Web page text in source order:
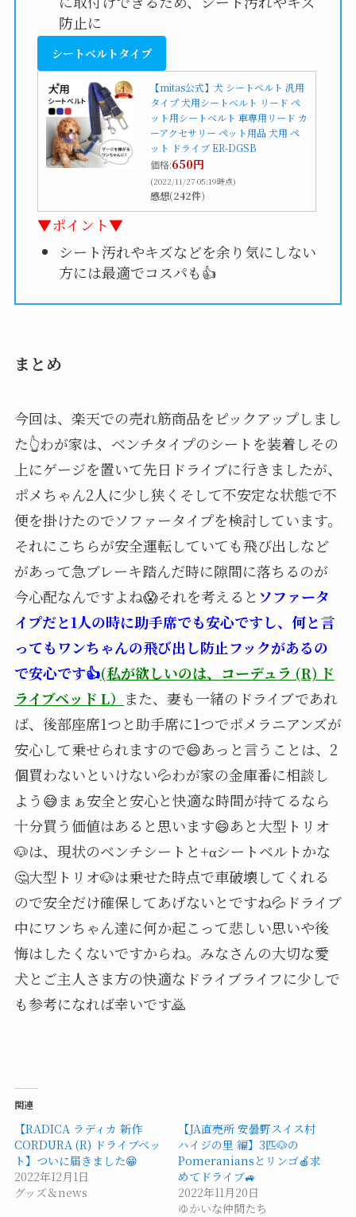
防止に
シートベルトタイプ
【mitas公式】犬 シートベルト 汎用
タイプ 犬用シートベルト リード ペ
ット用シートベルト 車専用リード カ
ーアクセサリー ペット用品 犬用 ペ
ット ドライブ ER-DGSB
価格:650円
(2022/11/27 05:19時点)
感想(242件)
▼ポイント▼
シート汚れやキズなどを余り気にしない
方には最適でコスパも👍
まとめ
今回は、楽天での売れ筋商品をピックアップしまし
た👆わが家は、ベンチタイプのシートを装着しその
上にゲージを置いて先日ドライブに行きましたが、
ポメちゃん2人に少し狭くそして不安定な状態で不
便を掛けたのでソファータイプを検討しています。
それにこちらが安全運転していても飛び出しなど
があって急ブレーキ踏んだ時に隙間に落ちるのが
今心配なんですよね😱それを考えると ソファータ
イプだと1人の時に助手席でも安心ですし、何と言
ってもワンちゃんの飛び出し防止フックがあるの
で安心です👍(私が欲しいのは、 コーデュラ (R) ド
ライブベッド L） また、妻も一緒のドライブであれ
ば、後部座席1つと助手席に1つでポメラニアンズが
安心して乗せられますので😄あっと言うことは、2
個買わないといけない💦わが家の金庫番に相談し
よう😅まぁ安全と安心と快適な時間が持てるなら
十分買う価値はあると思います😄あと大型トリオ
🐶は、現状のベンチシートと+αシートベルトかな
🤔大型トリオ🐶は乗せた時点で車破壊してくれる
ので安全だけ確保してあげないとですね💦ドライブ
中にワンちゃん達に何か起こって悲しい思いや後
悔はしたくないですからね。みなさんの大切な愛
犬とご主人さま方の快適なドライブライフに少しで
も参考になれば幸いです🙇
関連
【RADICA ラディカ 新作
CORDURA (R) ドライブベッ
ト】ついに届きました😁
2022年12月1日
グッズ＆news
【JA直売所 安曇野スイス村
ハイジの里 編】3匹🐶の
Pomeraniansとリンゴ🍎求
めてドライブ🚙
2022年11月20日
ゆかいな仲間たち